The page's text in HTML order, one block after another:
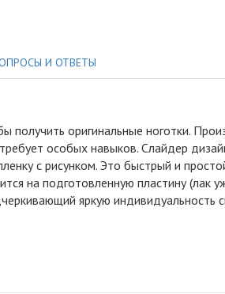
И ОТВЕТЫ
получить оригинальные ноготки.
особых навыков. Слайдер
с рисунком. Это быстрый и
на подготовленную пластину (лак
яркую индивидуальность